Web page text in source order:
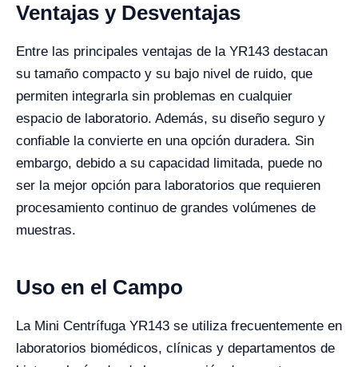
Ventajas y Desventajas
Entre las principales ventajas de la YR143 destacan
su tamaño compacto y su bajo nivel de ruido, que
permiten integrarla sin problemas en cualquier
espacio de laboratorio. Además, su diseño seguro y
confiable la convierte en una opción duradera. Sin
embargo, debido a su capacidad limitada, puede no
ser la mejor opción para laboratorios que requieren
procesamiento continuo de grandes volúmenes de
muestras.
Uso en el Campo
La Mini Centrífuga YR143 se utiliza frecuentemente en
laboratorios biomédicos, clínicas y departamentos de